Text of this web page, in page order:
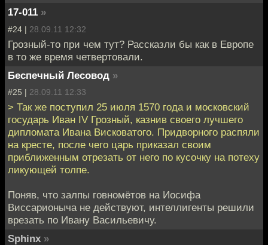
17-011 »
#24 | 28.09.11 12:32
Грозный-то при чем тут? Рассказли бы как в Европе
в то же время четвертовали.
Беспечный Лесовод »
#25 | 28.09.11 12:33
> Так же поступил 25 июля 1570 года и московский
государь Иван IV Грозный, казнив своего лучшего
дипломата Ивана Висковатого. Придворного распяли
на кресте, после чего царь приказал своим
приближенным отрезать от него по кусочку на потеху
ликующей толпе.
Поняв, что залпы говномётов на Иосифа
Виссарионыча не действуют, интеллигенты решили
врезать по Ивану Васильевичу.
Sphinx »